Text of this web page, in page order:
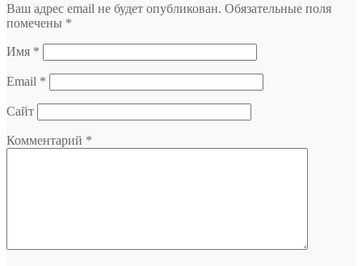
Ваш адрес email не будет опубликован. Обязательные поля
помечены *
Имя *
Email *
Сайт
Комментарий *